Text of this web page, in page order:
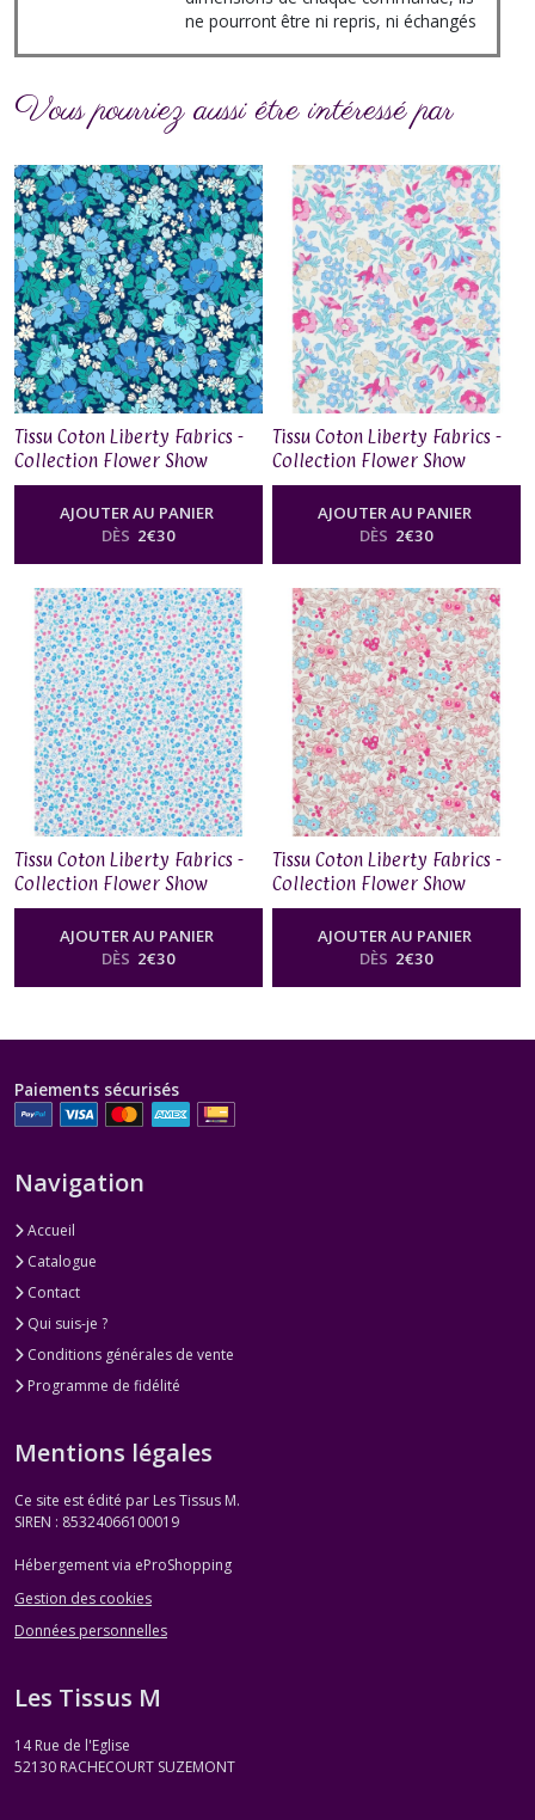
ne pourront être ni repris, ni échangés
Vous pourriez aussi être intéressé par
Tissu Coton Liberty Fabrics -
Collection Flower Show
Midnight Garden - Cosmos
FlowerAJOUTER AU PANIER
DÈS 2€30
Tissu Coton Liberty Fabrics -
Collection Flower Show
Midnight Garden - Mamie
AJOUTER AU PANIER
DÈS 2€30
Tissu Coton Liberty Fabrics -
Collection Flower Show
Midnight Garden - Suffolk
FieldsAJOUTER AU PANIER
DÈS 2€30
Tissu Coton Liberty Fabrics -
Collection Flower Show
Midnight Garden - Forget Me
Not Blossom
AJOUTER AU PANIER
DÈS 2€30
Paiements sécurisés
Navigation
Accueil
Catalogue
Contact
Qui suis-je ?
Conditions générales de vente
Programme de fidélité
Mentions légales
Ce site est édité par Les Tissus M.
SIREN : 85324066100019
Hébergement via eProShopping
Gestion des cookies
Données personnelles
Les Tissus M
14 Rue de l'Eglise
52130 RACHECOURT SUZEMONT